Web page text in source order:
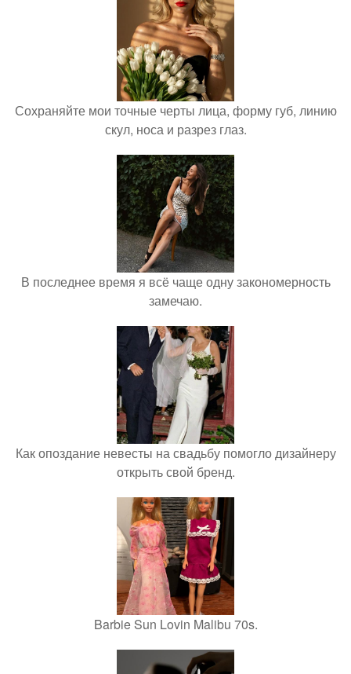
Сохраняйте мои точные черты лица, форму губ, линию
скул, носа и разрез глаз.
В последнее время я всё чаще одну закономерность
замечаю.
Как опоздание невесты на свадьбу помогло дизайнеру
открыть свой бренд.
Barbie Sun Lovin Malibu 70s.